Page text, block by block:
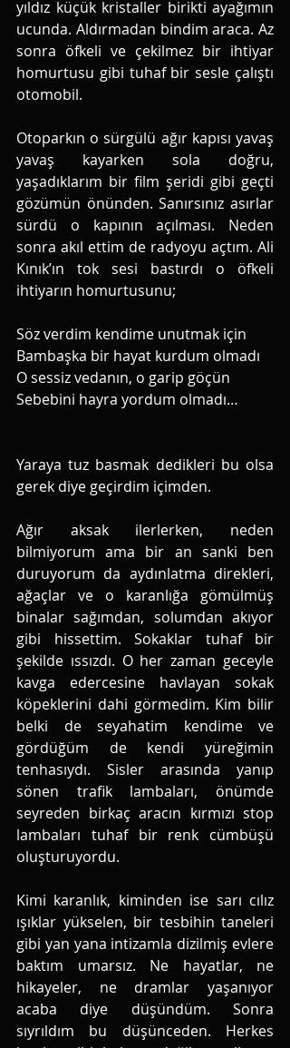
yıldız küçük kristaller birikti ayağımın
ucunda. Aldırmadan bindim araca. Az
sonra öfkeli ve çekilmez bir ihtiyar
homurtusu gibi tuhaf bir sesle çalıştı
otomobil.
Otoparkın o sürgülü ağır kapısı yavaş
yavaş kayarken sola doğru,
yaşadıklarım bir film şeridi gibi geçti
gözümün önünden. Sanırsınız asırlar
sürdü o kapının açılması. Neden
sonra akıl ettim de radyoyu açtım. Ali
Kınık’ın tok sesi bastırdı o öfkeli
ihtiyarın homurtusunu;
Söz verdim kendime unutmak için
Bambaşka bir hayat kurdum olmadı
O sessiz vedanın, o garip göçün
Sebebini hayra yordum olmadı…
Yaraya tuz basmak dedikleri bu olsa
gerek diye geçirdim içimden.
Ağır aksak ilerlerken, neden
bilmiyorum ama bir an sanki ben
duruyorum da aydınlatma direkleri,
ağaçlar ve o karanlığa gömülmüş
binalar sağımdan, solumdan akıyor
gibi hissettim. Sokaklar tuhaf bir
şekilde ıssızdı. O her zaman geceyle
kavga edercesine havlayan sokak
köpeklerini dahi görmedim. Kim bilir
belki de seyahatim kendime ve
gördüğüm de kendi yüreğimin
tenhasıydı. Sisler arasında yanıp
sönen trafik lambaları, önümde
seyreden birkaç aracın kırmızı stop
lambaları tuhaf bir renk cümbüşü
oluşturuyordu.
Kimi karanlık, kiminden ise sarı cılız
ışıklar yükselen, bir tesbihin taneleri
gibi yan yana intizamla dizilmiş evlere
baktım umarsız. Ne hayatlar, ne
hikayeler, ne dramlar yaşanıyor
acaba diye düşündüm. Sonra
sıyrıldım bu düşünceden. Herkes